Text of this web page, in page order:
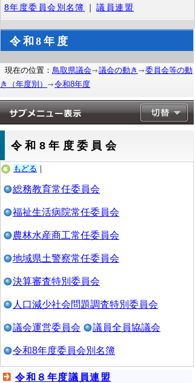
8年度委員会別名簿
｜ 議員連盟
令和8年度
現在の位置： 鳥取県議会 議会の動き
委員会等の動
き（年度別）
令和8年度
令和8年度委員会
もどる ｜
総務教育常任委員会
福祉生活病院常任委員会
農林水産商工常任委員会
地域県土警察常任委員会
決算審査特別委員会
人口減少社会問題調査特別委員会
議会運営委員会 議員全員協議会
令和8年度委員会別名簿
令和８年度議員連盟